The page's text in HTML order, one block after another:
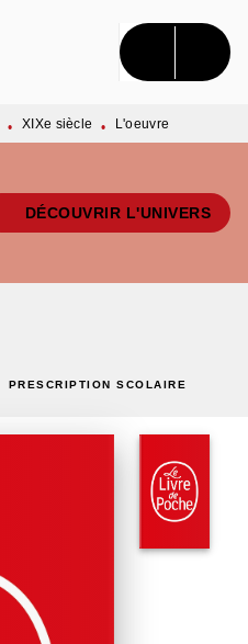
CONTENU
• XIXe siècle • L'oeuvre
DÉCOUVRIR L'UNIVERS
PRESCRIPTION SCOLAIRE